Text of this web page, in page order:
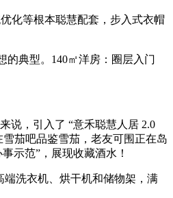
化等根本聪慧配套，步入式衣帽
典型。140㎡洋房：圈层入门
说，引入了 “意禾聪慧人居 2.0
茄吧品鉴雪茄，老友可围正在岛
示范”，展现收藏酒水！
洗衣机、烘干机和储物架，满